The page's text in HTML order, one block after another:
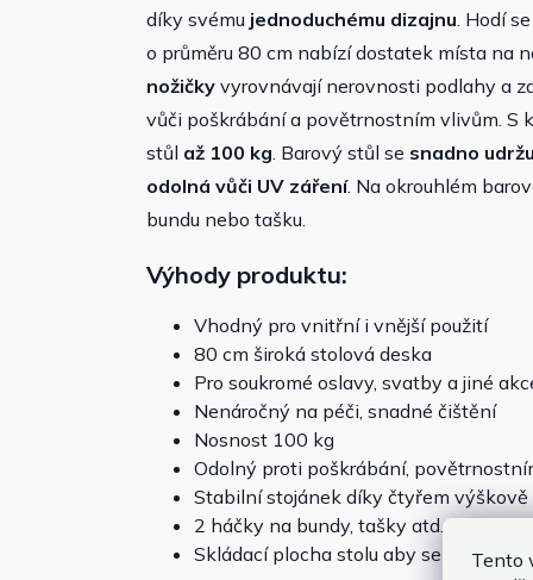
Tento
díky svému jednoduchému dizajnu. Hodí
o průměru 80 cm nabízí dostatek místa na
nožičky vyrovnávají nerovnosti podlahy a
vůči poškrábání a povětrnostním vlivům. S
stůl až 100 kg. Barový stůl se snadno
odolná vůči UV záření. Na okrouhlém
bundu nebo tašku.
Výhody produktu:
Vhodný pro vnitřní i vnější použití
80 cm široká stolová deska
Pro soukromé oslavy, svatby a jiné
Nenáročný na péči, snadné čištění
Nosnost 100 kg
Odolný proti poškrábání,
Stabilní stojánek díky čtyřem
2 háčky na bundy, tašky atd.
Skládací plocha stolu aby se ušetřilo